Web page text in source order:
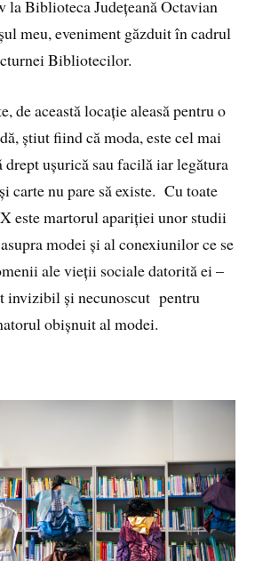
la Biblioteca Județeană Octavian
meu, eveniment găzduit în cadrul
Bibliotecilor.
de această locație aleasă pentru o
știut fiind că moda, este cel mai
drept ușurică sau facilă iar legătura
carte nu pare să existe. Cu toate
este martorul apariției unor studii
modei și al conexiunilor ce se
ale vieții sociale datorită ei –
invizibil și necunoscut pentru
obișnuit al modei.